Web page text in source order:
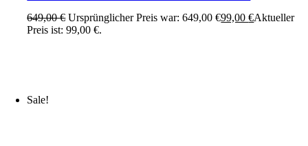
649,00€ Ursprünglicher Preis war: 649,00 €99,00€Aktueller
Preis ist: 99,00 €.
Sale!